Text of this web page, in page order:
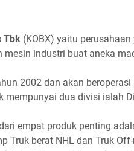
Tbk (KOBX) yaitu
mesin industri buat aneka
2002 dan akan
mempunyai dua divisi ialah
empat produk penting
Truk berat NHL dan Truk